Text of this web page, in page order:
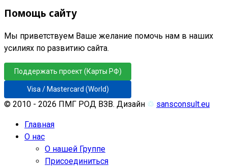
Помощь сайту
Мы приветствуем Ваше желание помочь нам в наших
усилиях по развитию сайта.
Поддержать проект (Карты РФ)
Visa / Mastercard (World)
© 2010 - 2026 ПМГ РОД ВЗВ. Дизайн ♲ sansconsult.eu
Главная
О нас
О нашей Группе
Присоединиться